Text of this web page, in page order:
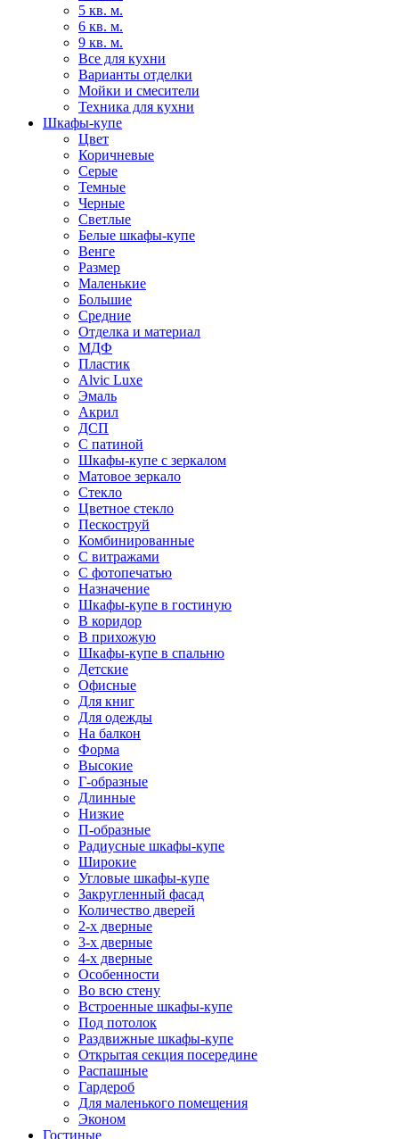
5 кв. м.
6 кв. м.
9 кв. м.
Все для кухни
Варианты отделки
Мойки и смесители
Техника для кухни
Шкафы-купе
Цвет
Коричневые
Серые
Темные
Черные
Светлые
Белые шкафы-купе
Венге
Размер
Маленькие
Большие
Средние
Отделка и материал
МДФ
Пластик
Alvic Luxe
Эмаль
Акрил
ДСП
С патиной
Шкафы-купе с зеркалом
Матовое зеркало
Стекло
Цветное стекло
Пескоструй
Комбинированные
С витражами
С фотопечатью
Назначение
Шкафы-купе в гостиную
В коридор
В прихожую
Шкафы-купе в спальню
Детские
Офисные
Для книг
Для одежды
На балкон
Форма
Высокие
Г-образные
Длинные
Низкие
П-образные
Радиусные шкафы-купе
Широкие
Угловые шкафы-купе
Закругленный фасад
Количество дверей
2-х дверные
3-х дверные
4-х дверные
Особенности
Во всю стену
Встроенные шкафы-купе
Под потолок
Раздвижные шкафы-купе
Открытая секция посередине
Распашные
Гардероб
Для маленького помещения
Эконом
Гостиные